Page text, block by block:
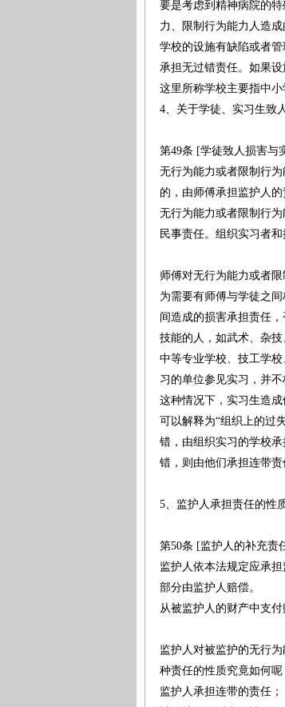
要是考虑到精神病院的
力、限制行为能力人造
学校的设施有缺陷或者
承担无过错责任。如果
这里所称学校主要指中
4、关于学徒、实习生致
第49条 [学徒致人损害与
无行为能力或者限制行
的，由师傅承担监护人
无行为能力或者限制行
民事责任。组织实习者
师傅对无行为能力或者
为需要有师傅与学徒之
间造成的损害承担责任
技能的人，如武术、杂技
中等专业学校、技工学
习的单位参见实习，并
这种情况下，实习生造
可以解释为“组织上的过
错，由组织实习的学校
错，则由他们承担连带
5、监护人承担责任的性
第50条 [监护人的补充责
监护人依本法规定应承
部分由监护人赔偿。
从被监护人的财产中支
监护人对被监护的无行
种责任的性质究竟如何
监护人承担连带的责任